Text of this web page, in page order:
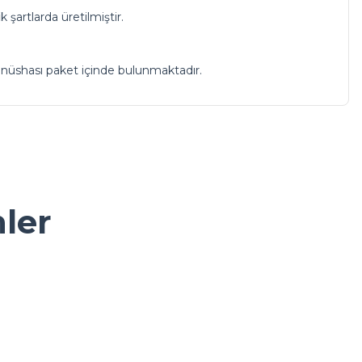
şartlarda üretilmiştir.
paket içinde bulunmaktadır.